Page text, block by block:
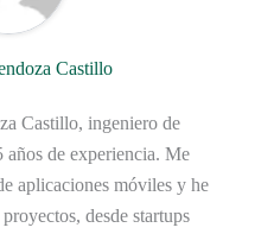
Castillo
Castillo, ingeniero de
años de experiencia. Me
aplicaciones móviles y he
desde startups